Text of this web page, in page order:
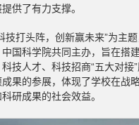
供了有力支撑。
技打头阵，创新赢未来”为主
国科学院共同主办，旨在搭
技人才、科技招商“五大对接
果的参展，体现了学校在战
研成果的社会效益。